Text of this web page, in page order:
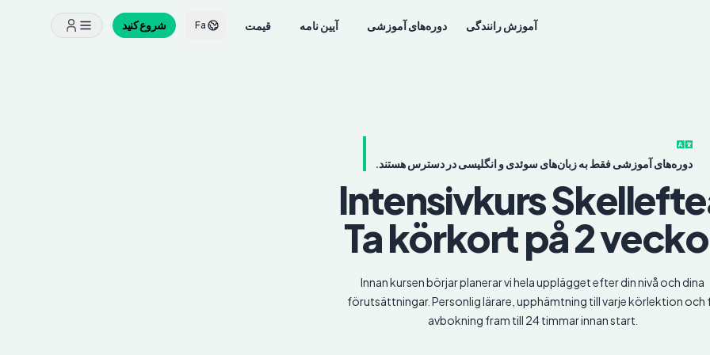
آموزش رانندگی دوره‌های آموزشی آیین نامه قیمت Fa شروع کنید
دوره‌های آموزشی فقط به زبان‌های سوئدی و انگلیسی در دسترس هستند.
Intensivkurs
Ta körkort på 2
Innan kursen börjar planerar vi hela upplägget efter din nivå och dina
förutsättningar. Personlig lärare, upphämtning till varje körlektion och
avbokning fram till 24 timmar innan start.